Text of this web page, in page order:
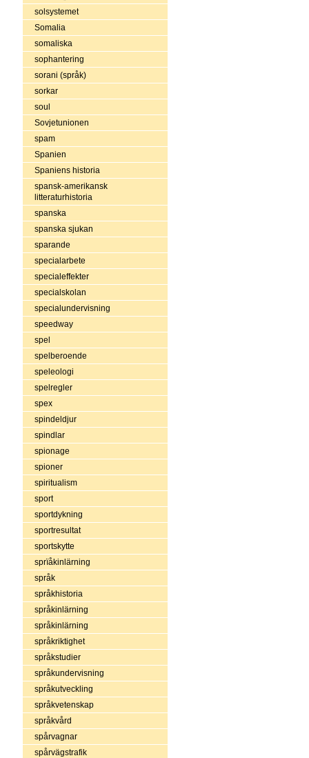
solsystemet
Somalia
somaliska
sophantering
sorani (språk)
sorkar
soul
Sovjetunionen
spam
Spanien
Spaniens historia
spansk-amerikansk
litteraturhistoria
spanska
spanska sjukan
sparande
specialarbete
specialeffekter
specialskolan
specialundervisning
speedway
spel
spelberoende
speleologi
spelregler
spex
spindeldjur
spindlar
spionage
spioner
spiritualism
sport
sportdykning
sportresultat
sportskytte
sprïåkinlärning
språk
språkhistoria
språkinlärning
språkinlärning
språkriktighet
språkstudier
språkundervisning
språkutveckling
språkvetenskap
språkvård
spårvagnar
spårvägstrafik